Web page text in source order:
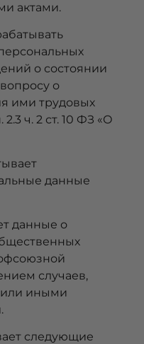
актами.
о состоянии
о
ими трудовых
ч. 2 ст. 10 ФЗ «О
данные
данные о
случаев,
иными
следующие